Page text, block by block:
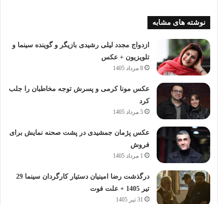
نوشته های مشابه
ازدواج مجدد لیلی رشیدی بازیگر و گوینده سینما و
تلویزیون + عکس
8 مرداد 1405
عکس مونا کرمی و پسرش توجه مخاطبان را جلب
کرد
5 مرداد 1405
عکس پژمان جمشیدی در پشت صحنه نمایش برای
فروش
1 مرداد 1405
درگذشت رضا امینیان دستیار کارگردان سینما 29
تیر 1405 + علت فوت
31 تیر 1405